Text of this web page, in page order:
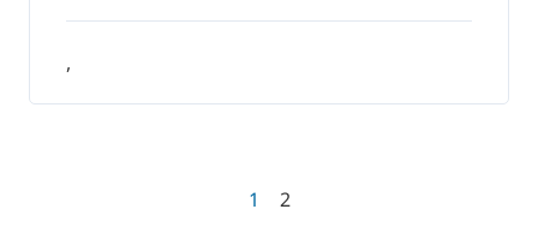
,
1 2